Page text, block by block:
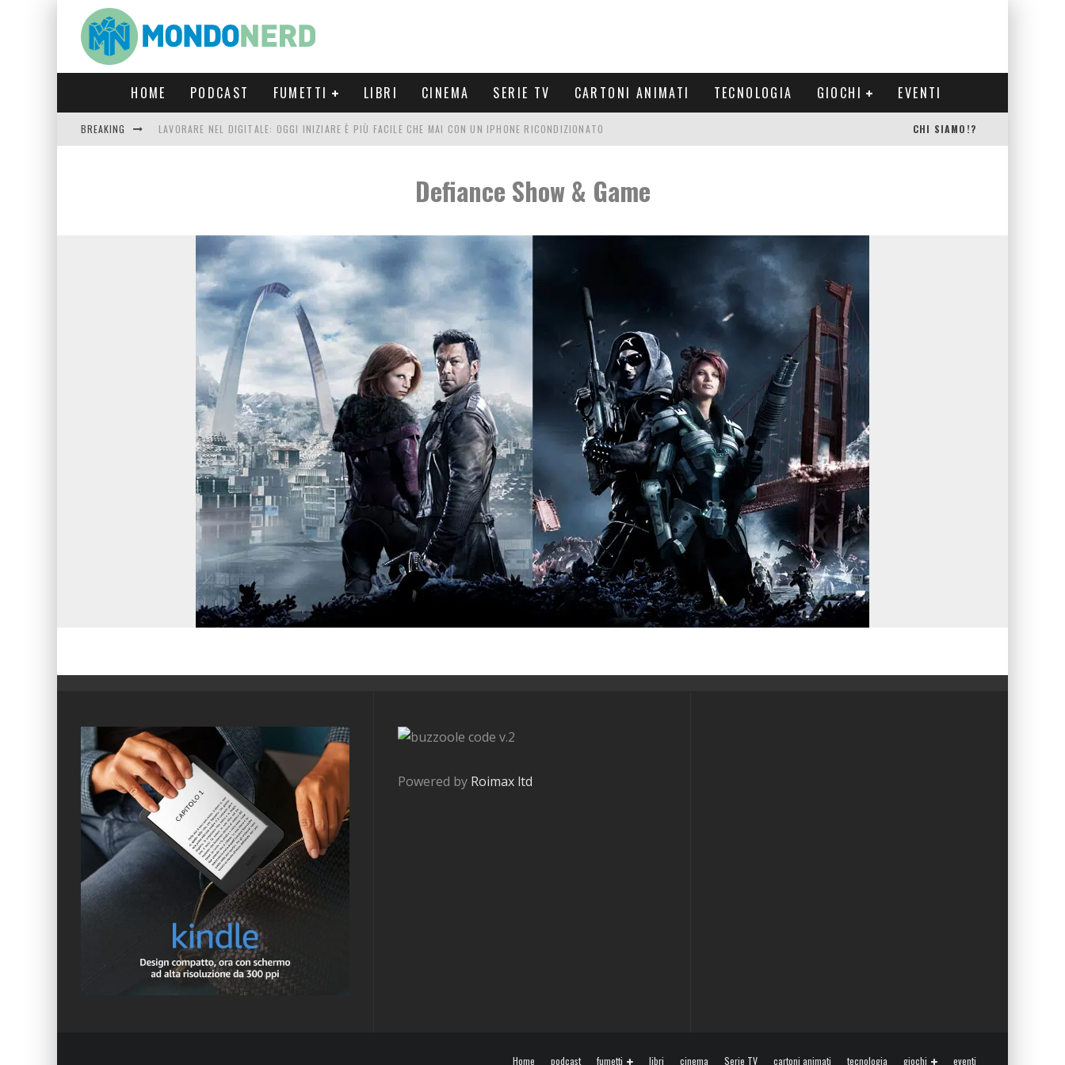
HOME PODCAST FUMETTI LIBRI CINEMA SERIE TV CARTONI ANIMATI TECNOLOGIA GIOCHI EVENTI
BREAKING LAVORARE NEL DIGITALE: OGGI INIZIARE È PIÙ FACILE CHE MAI CON UN IPHONE RICONDIZIONATO CHI SIAMO!?
Defiance Show & Game
v.2
Powered by Roimax ltd
Home podcast fumetti libri cinema Serie TV cartoni animati tecnologia giochi eventi